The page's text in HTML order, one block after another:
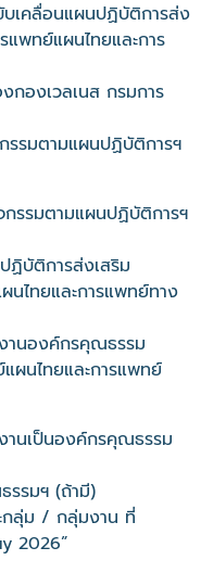
เคลื่อนแผนปฏิบัติการส่ง
พทย์แผนไทยและการ
องเวลเนส กรมการ
รรมตามแผนปฏิบัติการฯ
กรรมตามแผนปฏิบัติการฯ
ฏิบัติการส่งเสริม
ไทยและการแพทย์ทาง
านองค์กรคุณธรรม
ผนไทยและการแพทย์
านเป็นองค์กรคุณธรรม
รรมฯ (ถ้ามี)
กลุ่ม / กลุ่มงาน ที่
2026”